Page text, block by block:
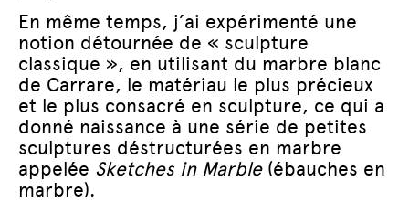
En même temps, j’ai expérimenté une
notion détournée de « sculpture
classique », en utilisant du marbre blanc
de Carrare, le matériau le plus précieux
et le plus consacré en sculpture, ce qui a
donné naissance à une série de petites
sculptures déstructurées en marbre
appelée Sketches in Marble(ébauches en
marbre).